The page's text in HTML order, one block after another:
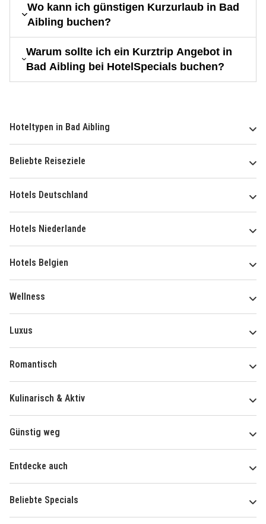
Wo kann ich günstigen Kurzurlaub in Bad
Aibling buchen?
Warum sollte ich ein Kurztrip Angebot in
Bad Aibling bei HotelSpecials buchen?
Hoteltypen in Bad Aibling
Beliebte Reiseziele
Hotels Deutschland
Hotels Niederlande
Hotels Belgien
Wellness
Luxus
Romantisch
Kulinarisch & Aktiv
Günstig weg
Entdecke auch
Beliebte Specials